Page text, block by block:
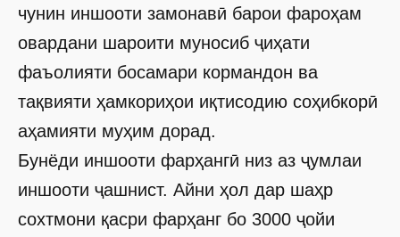
чунин иншооти замонавӣ барои фароҳам
овардани шароити муносиб ҷиҳати
фаъолияти босамари кормандон ва
тақвияти ҳамкориҳои иқтисодию соҳибкорӣ
аҳамияти муҳим дорад.
Бунёди иншооти фарҳангӣ низ аз ҷумлаи
иншооти ҷашнист. Айни ҳол дар шаҳр
сохтмони қасри фарҳанг бо 3000 ҷойи